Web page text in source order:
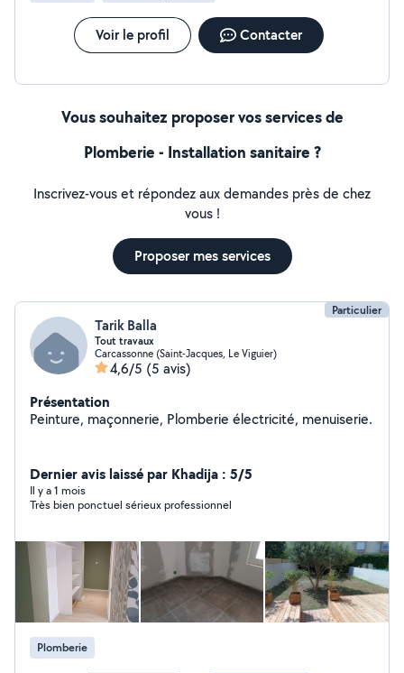
Voir le profil Contacter
Vous souhaitez proposer vos services de
Plomberie - Installation sanitaire ?
Inscrivez-vous et répondez aux demandes près de chez
vous !
Proposer mes services
Particulier
Tarik Balla
Tout travaux
Carcassonne (Saint-Jacques, Le Viguier)
4,6/5 (5 avis)
Présentation
Peinture, maçonnerie, Plomberie électricité, menuiserie.
Dernier avis laissé par Khadija : 5/5
Il y a 1 mois
Très bien ponctuel sérieux professionnel
Plomberie